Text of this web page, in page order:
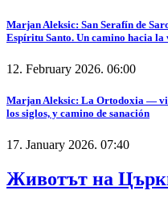
Marjan Aleksic: San Serafín de
Espíritu Santo. Un camino hacia
12. February 2026. 06:00
Marjan Aleksic: La Ortodoxia —
los siglos, y camino de sanación
17. January 2026. 07:40
Животът на